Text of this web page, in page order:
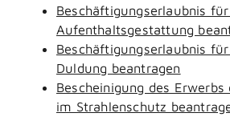
Beschäftigungserlaubnis
Aufenthaltsgestattung
Beschäftigungserlaubnis
Duldung beantragen
Bescheinigung des Erwerbs
im Strahlenschutz